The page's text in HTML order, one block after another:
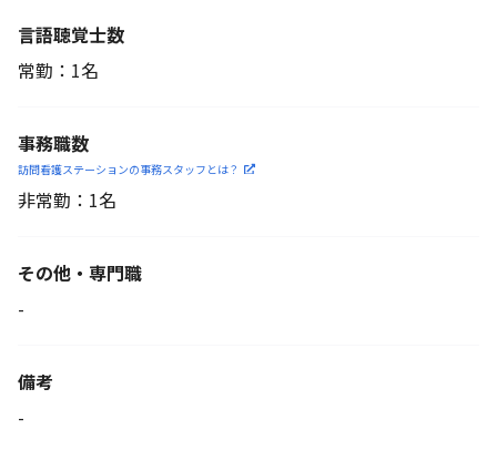
言語聴覚士数
常勤：1名
事務職数
訪問看護ステーションの事務スタッフとは？
非常勤：1名
その他・専門職
-
備考
-